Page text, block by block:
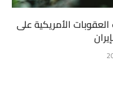
الأمريكية على